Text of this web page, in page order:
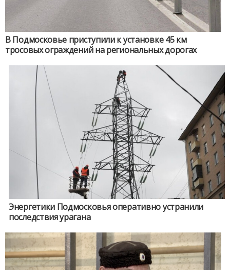
В Подмосковье приступили к установке 45 км
тросовых ограждений на региональных дорогах
Энергетики Подмосковья оперативно устранили
последствия урагана